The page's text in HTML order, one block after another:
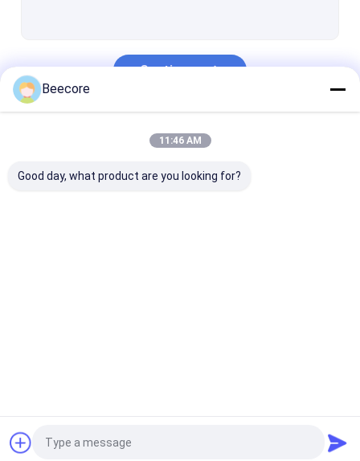
Continue
Beecore
11:46 AM
Good day, what product are you looking for?